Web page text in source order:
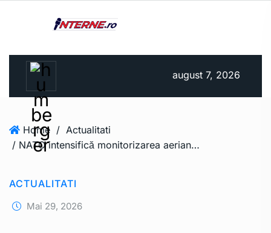
august 7, 2026
Home / Actualitati
/ NATO intensifică monitorizarea aeriană și schimbul de informații după drona rusească căzută la Galați • Newsweek România
ACTUALITATI
Mai 29, 2026